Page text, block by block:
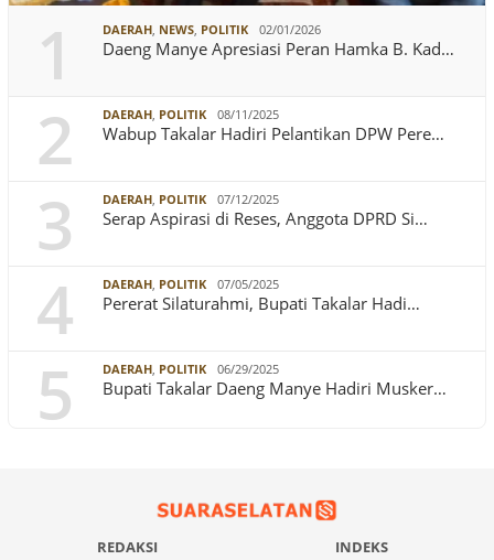
1 DAERAH NEWS POLITIK 02/01/2026
Daeng Manye Apresiasi Peran Hamka B. Kad…
2 DAERAH POLITIK 08/11/2025
Wabup Takalar Hadiri Pelantikan DPW Pere…
3 DAERAH POLITIK 07/12/2025
Serap Aspirasi di Reses, Anggota DPRD Si…
4 DAERAH POLITIK 07/05/2025
Pererat Silaturahmi, Bupati Takalar Hadi…
5 DAERAH POLITIK 06/29/2025
Bupati Takalar Daeng Manye Hadiri Musker…
REDAKSI INDEKS